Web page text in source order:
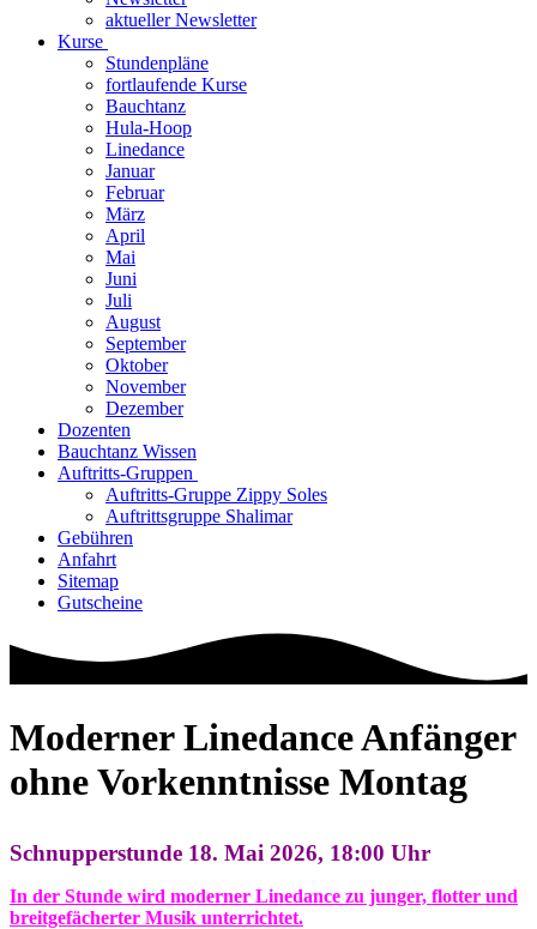
aktueller Newsletter
Kurse
Stundenpläne
fortlaufende Kurse
Bauchtanz
Hula-Hoop
Linedance
Januar
Februar
März
April
Mai
Juni
Juli
August
September
Oktober
November
Dezember
Dozenten
Bauchtanz Wissen
Auftritts-Gruppen
Auftritts-Gruppe Zippy Soles
Auftrittsgruppe Shalimar
Gebühren
Anfahrt
Sitemap
Gutscheine
Moderner Linedance Anfänger
ohne Vorkenntnisse Montag
Schnupperstunde 18. Mai 2026, 18:00 Uhr
In der Stunde wird moderner Linedance zu junger, flotter und
breitgefächerter Musik unterrichtet.